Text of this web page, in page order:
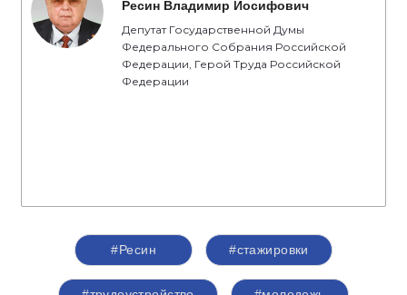
Ресин Владимир Иосифович
Депутат Государственной Думы
Федерального Собрания Российской
Федерации, Герой Труда Российской
Федерации
#Ресин #стажировки